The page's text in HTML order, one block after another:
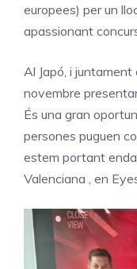
europees) per un
apassionant
Al Japó, i juntament
novembre
És una gran
persones puguen
estem portant end
Valenciana en